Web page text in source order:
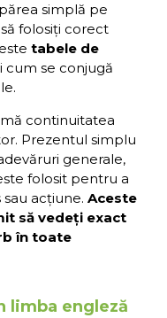
simplă pe
folosiți corect
tabele de
cum se conjugă
continuitatea
Prezentul simplu
generale,
folosit pentru a
acțiune. Aceste
să vedeți exact
în toate
limba engleză